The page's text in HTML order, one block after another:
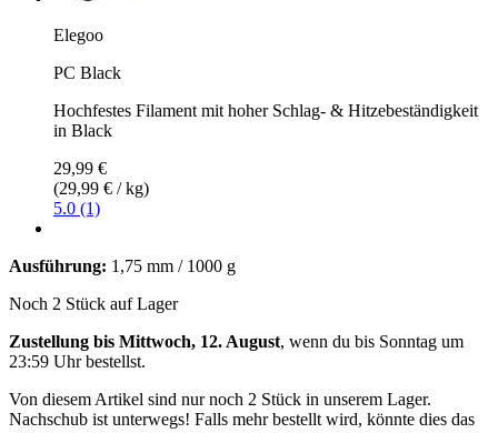
Elegoo
PC Black
Hochfestes Filament mit hoher Schlag- & Hitzebeständigkeit
in Black
29,99 €
(29,99 € / kg)
5.0 (1)
Ausführung: 1,75 mm / 1000 g
Noch 2 Stück auf Lager
Zustellung bis Mittwoch, 12. August, wenn du bis Sonntag um
23:59 Uhrbestellst.
Von diesem Artikel sind nur noch 2 Stück in unserem Lager.
Nachschub ist unterwegs! Falls mehr bestellt wird, könnte dies das